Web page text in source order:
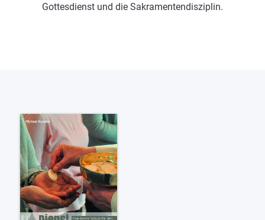
Gottesdienst und die Sakramentendisziplin.